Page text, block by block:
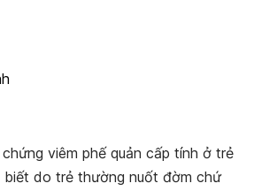
viêm phế quản cấp tính ở trẻ
biết do trẻ thường nuốt đờm chứ